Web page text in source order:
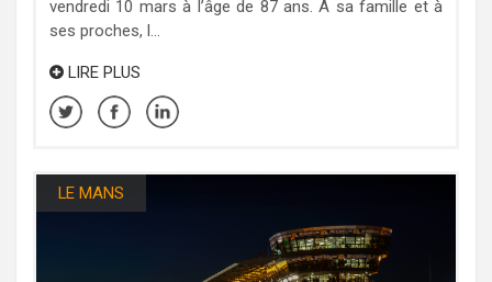
vendredi 10 mars à l’âge de 87 ans. A sa famille et à
ses proches, l...
LIRE PLUS
LE MANS